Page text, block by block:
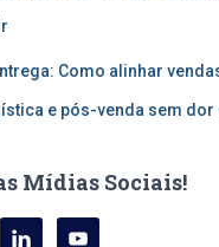
Como alinhar
e pós-venda sem dor
Mídias Sociais!